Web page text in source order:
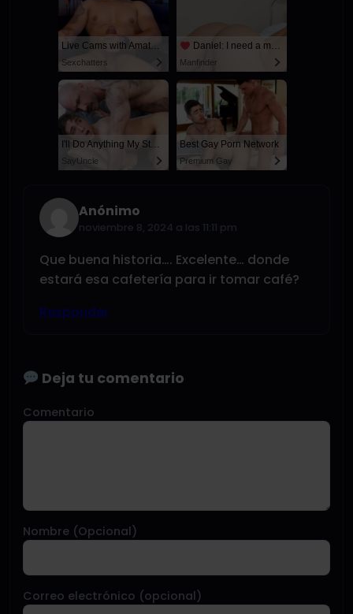
Live Cams with Amateur Men
Sexchatters
Daniel: I need a man for a spicy night...
Manfinder
I'll Do Anything My Stepdad Wants if He Keeps My Secret
SayUncle
Best Gay Porn Network
Premium Gay
Anónimo
noviembre 8, 2024 a las 11:11 pm
Que buena historia…. Excelente… donde
estará esa cafetería para ir tomar café?
Responder
Deja tu comentario
Comentario
Nombre (Opcional)
Correo electrónico (opcional)